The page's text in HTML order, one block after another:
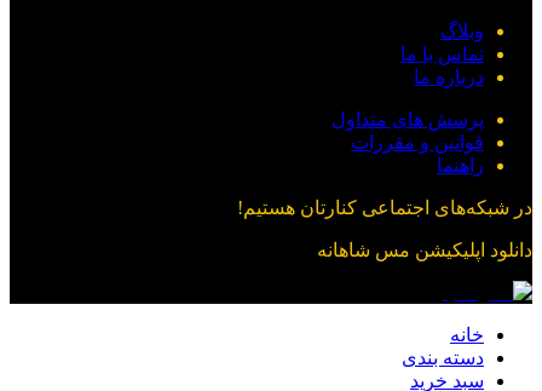
وبلاگ
تماس با ما
درباره ما
پرسش های متداول
قوانین و مقررات
راهنما
در شبکه‌های اجتماعی کنارتان هستیم!
دانلود اپلیکیشن مس شاهانه
خانه
دسته بندی
سبد خرید